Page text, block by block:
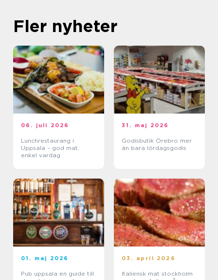
Fler nyheter
06. juli 2026
Lunchrestaurang i
Uppsala – god mat,
enkel vardag
31. maj 2026
Godisbutik Örebro mer
än bara lördagsgodis
01. maj 2026
Pub uppsala en guide till
03. april 2026
Italiensk mat stockholm